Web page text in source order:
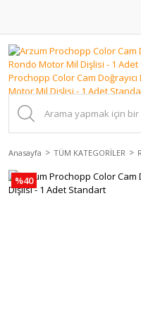
Anasayfa TÜM KATEGORİLER
%40